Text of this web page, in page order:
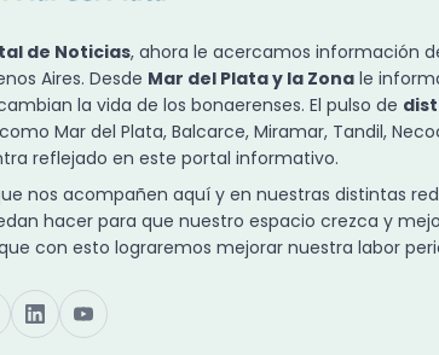
de Noticias, ahora le acercamos información
Aires. Desde Mar del Plata y la Zona le
la vida de los bonaerenses. El pulso de
Mar del Plata, Balcarce, Miramar, Tandil,
reflejado en este portal informativo.
nos acompañen aquí y en nuestras distintas
hacer para que nuestro espacio crezca y
con esto lograremos mejorar nuestra labor